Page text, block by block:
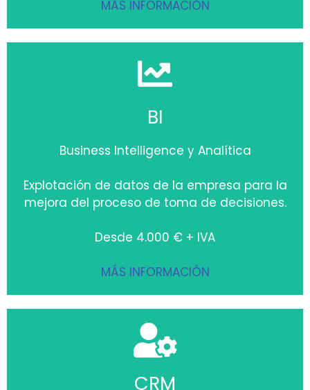
MÁS INFORMACIÓN
BI
Business Intelligence y Analítica
Explotación de datos de la empresa para la
mejora del proceso de toma de decisiones.
Desde 4.000 € + IVA
MÁS INFORMACIÓN
CRM